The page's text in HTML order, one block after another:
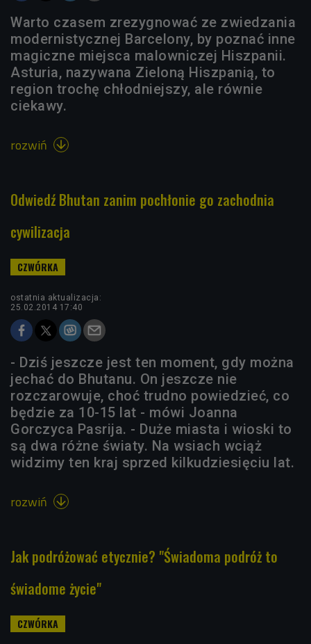
Warto czasem zrezygnować ze zwiedzania
modernistycznej Barcelony, by poznać inne
magiczne miejsca malowniczej Hiszpanii.
Asturia, nazywana Zieloną Hiszpanią, to
region trochę chłodniejszy, ale równie
ciekawy.
rozwiń 
Odwiedź Bhutan zanim pochłonie go zachodnia
cywilizacja
ostatnia aktualizacja:
25.02.2014 17:40
- Dziś jeszcze jest ten moment, gdy można
jechać do Bhutanu. On jeszcze nie
rozczarowuje, choć trudno powiedzieć, co
będzie za 10-15 lat - mówi Joanna
Gorczyca Pasrija. - Duże miasta i wioski to
są dwa różne światy. Na wsiach wciąż
widzimy ten kraj sprzed kilkudziesięciu lat.
rozwiń 
Jak podróżować etycznie? "Świadoma podróż to
świadome życie"